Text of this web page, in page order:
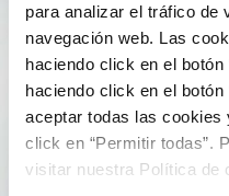
para analizar el tráfico de
navegación web. Las
haciendo click en el botón
haciendo click en el botón
aceptar todas las cookies
click en “Permitir todas”.
visitar nuestra Política de
25 de Novembro de 2024
¿Qué está
economía circular?